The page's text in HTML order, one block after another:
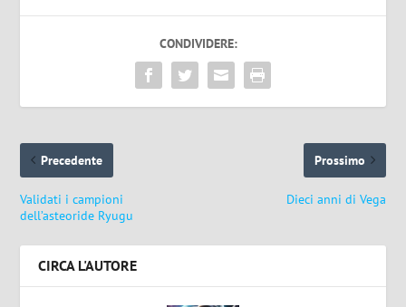
CONDIVIDERE:
Precedente
Validati i campioni
dell’asteoride Ryugu
Prossimo
Dieci anni di Vega
CIRCA L'AUTORE